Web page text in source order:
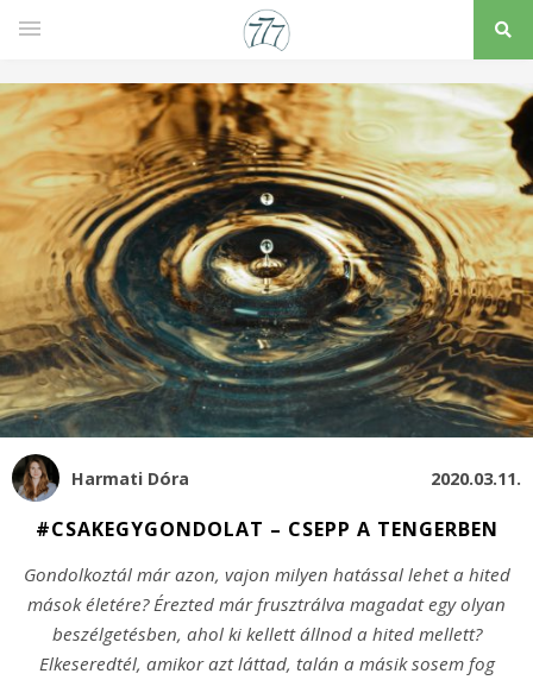
Harmati Dóra 2020.03.11.
#CSAKEGYGONDOLAT – CSEPP A TENGERBEN
Gondolkoztál már azon, vajon milyen hatással lehet a hited
mások életére? Érezted már frusztrálva magadat egy olyan
beszélgetésben, ahol ki kellett állnod a hited mellett?
Elkeseredtél, amikor azt láttad, talán a másik sosem fog